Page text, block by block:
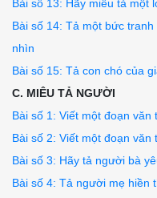
Bài số 13: Hãy miêu tả một
Bài số 14: Tả một bức
nhìn
Bài số 15: Tả con chó của
C. MIÊU TẢ NGƯỜI
Bài số 1: Viết một đoạn
Bài số 2: Viết một đoạn
Bài số 3: Hãy tả người bà
Bài số 4: Tả người mẹ hiền